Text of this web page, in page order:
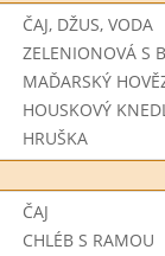
ČAJ, DŽUS, VODA
ZELENIONOVÁ S
MAĎARSKÝ
HOUSKOVÝ
HRUŠKA
ČAJ
CHLÉB S RAMOU